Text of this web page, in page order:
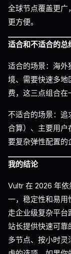
全球节点覆盖更广
更方便。
适合和不适合的总
适合的场景：海外
境、需要快速多地
费，这三点组合在
不适合的场景：追
合算）、主要用户
要复杂弹性配置
我的结论
Vultr 在 2026 年
一，稳定性和易用
走企业级复杂平
站长提供快速可靠
多节点、按小时